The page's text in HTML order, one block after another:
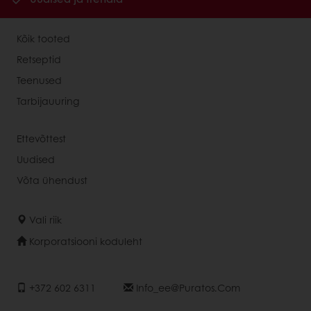
Kõik tooted
Retseptid
Teenused
Tarbijauuring
Ettevõttest
Uudised
Võta ühendust
Vali riik
Korporatsiooni koduleht
+372 602 6311 Info_ee@puratos.com